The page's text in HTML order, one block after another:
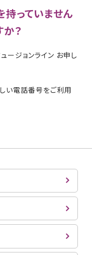
っていません
？
ージョンライン お申し
い電話番号をご利用